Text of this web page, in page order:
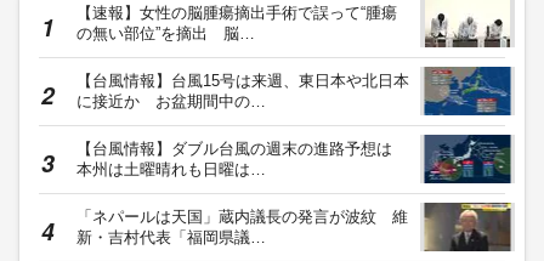
【速報】女性の脳腫瘍摘出手術で誤って“腫瘍
の無い部位”を摘出 脳…
【台風情報】台風15号は来週、東日本や北日本
に接近か お盆期間中の…
【台風情報】ダブル台風の週末の進路予想は
本州は土曜晴れも日曜は…
「ネパールは天国」蔵内議長の発言が波紋 維
新・吉村代表「福岡県議…